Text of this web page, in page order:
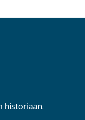
historiaan.